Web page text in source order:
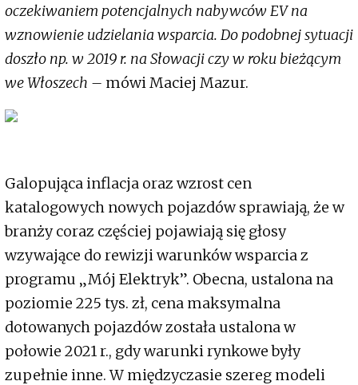
oczekiwaniem potencjalnych nabywców EV na
wznowienie udzielania wsparcia. Do podobnej sytuacji
doszło np. w 2019 r. na Słowacji czy w roku bieżącym
we Włoszech – mówi Maciej Mazur.
Galopująca inflacja oraz wzrost cen
katalogowych nowych pojazdów sprawiają, że w
branży coraz częściej pojawiają się głosy
wzywające do rewizji warunków wsparcia z
programu „Mój Elektryk”. Obecna, ustalona na
poziomie 225 tys. zł, cena maksymalna
dotowanych pojazdów została ustalona w
połowie 2021 r., gdy warunki rynkowe były
zupełnie inne. W międzyczasie szereg modeli